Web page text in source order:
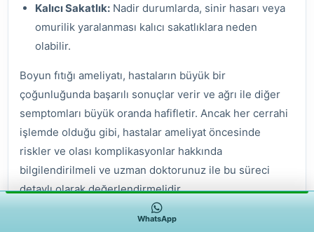
Kalıcı Sakatlık: Nadir durumlarda, sinir hasarı veya
omurilik yaralanması kalıcı sakatlıklara neden
olabilir.
Boyun fıtığı ameliyatı, hastaların büyük bir
çoğunluğunda başarılı sonuçlar verir ve ağrı ile diğer
semptomları büyük oranda hafifletir. Ancak her cerrahi
işlemde olduğu gibi, hastalar ameliyat öncesinde
riskler ve olası komplikasyonlar hakkında
bilgilendirilmeli ve uzman doktorunuz ile bu süreci
detaylı olarak değerlendirmelidir.
WhatsApp